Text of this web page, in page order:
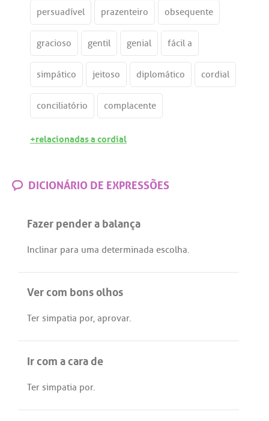
persuadível prazenteiro obsequente
gracioso gentil genial fácil a
simpático jeitoso diplomático cordial
conciliatório complacente
+relacionadas a cordial
DICIONÁRIO DE EXPRESSÕES
Fazer pender a balança
Inclinar para uma determinada escolha.
Ver com bons olhos
Ter simpatia por, aprovar.
Ir com a cara de
Ter simpatia por.